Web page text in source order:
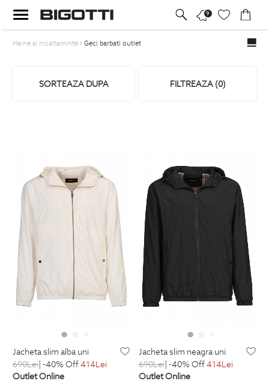
9
SORTEAZA DUPA FILTREAZA (0)
Haine si Incaltaminte Geci barbati outlet
jacheta slim alba uni
690Lei | -40% Off414Lei
Outlet Online
jacheta slim neagra uni
690Lei | -40% Off414Lei
Outlet Online